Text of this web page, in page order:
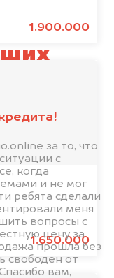
1.900.000
1.650.000
за то, что
с
когда
и не мог
ребята сделали
меня
вопросы с
цену за
прошла без
свободен от
вам,